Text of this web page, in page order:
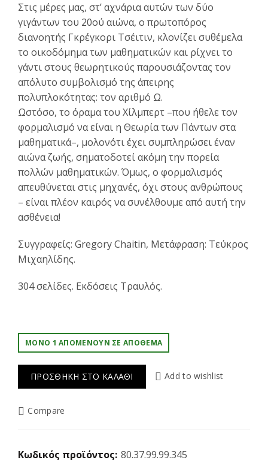
Στις μέρες μας, στ’ αχνάρια αυτών των δύο
γιγάντων του 20ού αιώνα, ο πρωτοπόρος
διανοητής Γκρέγκορι Τσέιτιν, κλονίζει συθέμελα
το οικοδόμημα των μαθηματικών και ρίχνει το
γάντι στους θεωρητικούς παρουσιάζοντας τον
απόλυτο συμβολισμό της άπειρης
πολυπλοκότητας: τον αριθμό Ω.
Ωστόσο, το όραμα του Χίλμπερτ –που ήθελε τον
φορμαλισμό να είναι η Θεωρία των Πάντων στα
μαθηματικά–, μολονότι έχει συμπληρώσει έναν
αιώνα ζωής, σηματοδοτεί ακόμη την πορεία
πολλών μαθηματικών. Όμως, ο φορμαλισμός
απευθύνεται στις μηχανές, όχι στους ανθρώπους
– είναι πλέον καιρός να συνέλθουμε από αυτή την
ασθένεια!
Συγγραφείς: Gregory Chaitin, Μετάφραση: Τεύκρος
Μιχαηλίδης.
304 σελίδες. Εκδόσεις Τραυλός.
ΜΌΝΟ 1 ΑΠΟΜΈΝΟΥΝ ΣΕ ΑΠΌΘΕΜΑ
ΠΡΟΣΘΉΚΗ ΣΤΟ ΚΑΛΆΘΙ Add to wishlist
Compare
Κωδικός προϊόντος: 80.37.99.99.345